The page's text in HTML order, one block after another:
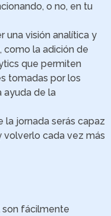
o no, en tu
una visión analítica y
como la adición de
que permiten
tomadas por los
ayuda de la
la jornada serás capaz
volverlo cada vez más
son fácilmente